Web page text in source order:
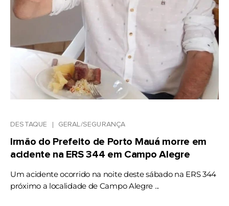
DESTAQUE GERAL/SEGURANÇA
Irmão do Prefeito de Porto Mauá morre em
acidente na ERS 344 em Campo Alegre
Um acidente ocorrido na noite deste sábado na ERS 344
próximo a localidade de Campo Alegre ...